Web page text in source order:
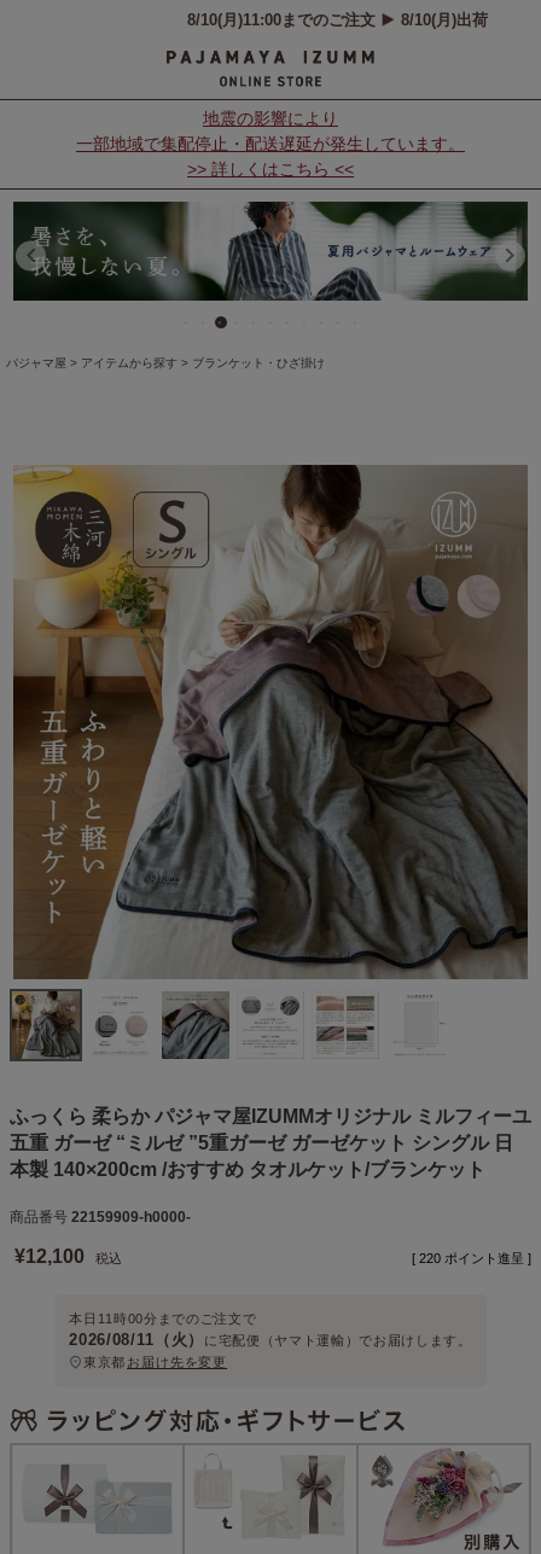
地震の影響により
一部地域で集配停止・配送遅延が発生しています。
>> 詳しくはこちら <<
パジャマ屋 アイテムから探す ブランケット・ひざ掛け
ふっくら 柔らか パジャマ屋IZUMMオリジナル ミルフィーユ
五重 ガーゼ “ミルゼ ”5重ガーゼ ガーゼケット シングル 日
本製 140×200cm /おすすめ タオルケット/ブランケット
商品番号 22159909-h0000-
¥12,100 税込 [ 220 ポイント進呈 ]
本日 11時00分 までのご注文で
2026/08/11（火） に 宅配便（ヤマト運輸） でお届けします。
東京都 お届け先を変更